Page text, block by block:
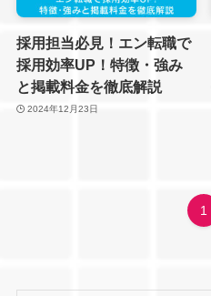
採用担当必見！エン転職で
採用効率UP！特徴・強み
と掲載料金を徹底解説
2024年12月23日
1